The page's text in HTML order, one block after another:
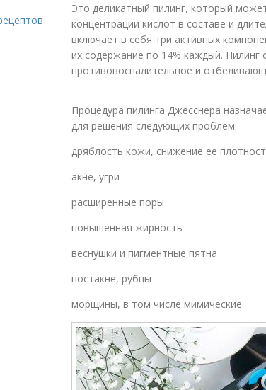
Это деликатный пилинг, который
концентрации кислот в составе и
включает в себя три активных
их содержание по 14% каждый. Пилинг
противовоспалительное и
Процедура пилинга Джесснера
для решения следующих проблем:
дряблость кожи, снижение ее
акне, угри
расширенные поры
повышенная жирность
веснушки и пигментные пятна
постакне, рубцы
морщины, в том числе мимические